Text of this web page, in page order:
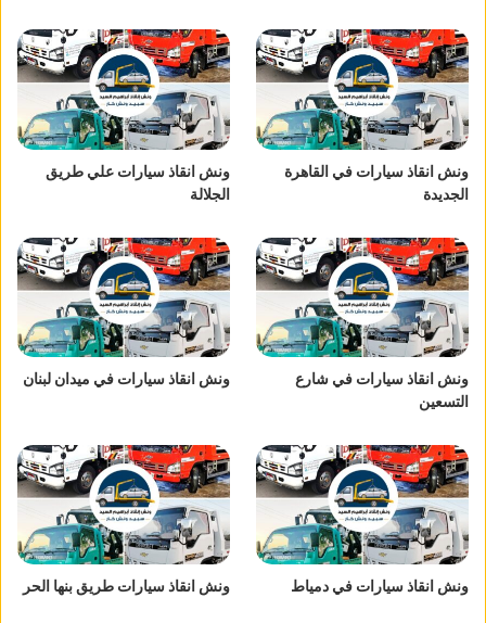
ونش انقاذ سيارات في القاهرة
الجديدة
ونش انقاذ سيارات علي طريق
الجلالة
ونش انقاذ سيارات في شارع
التسعين
ونش انقاذ سيارات في ميدان لبنان
ونش انقاذ سيارات في دمياط ونش انقاذ سيارات طريق بنها الحر